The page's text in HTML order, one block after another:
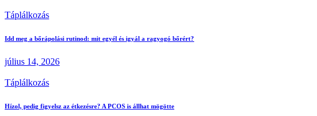
Táplálkozás
Idd meg a bőrápolási rutinod: mit egyél és igyál a ragyogó bőrért?
július 14, 2026
Táplálkozás
Hízol, pedig figyelsz az étkezésre? A PCOS is állhat mögötte